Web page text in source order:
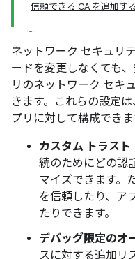
信頼できる CA を追加する
ネットワーク セキュリ
ードを変更しなくても
リのネットワーク セキ
きます。これらの設定
プリに対して構成でき
カスタム トラスト
続のためにどの認
マイズできます。
を信頼したり、ア
たりできます。
デバッグ限定のオ
スに対する追加リ